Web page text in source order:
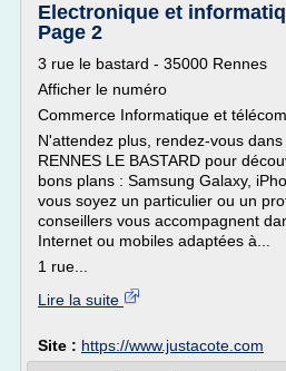
Electronique et
Page 2
3 rue le bastard - 35000 Rennes
Afficher le numéro
Commerce Informatique et
N'attendez plus, rendez-vous
RENNES LE BASTARD pour
bons plans : Samsung Galaxy,
vous soyez un particulier ou un
conseillers vous accompagnent
Internet ou mobiles adaptées à...
1 rue...
Lire la suite
Site : https://www.justacote.com